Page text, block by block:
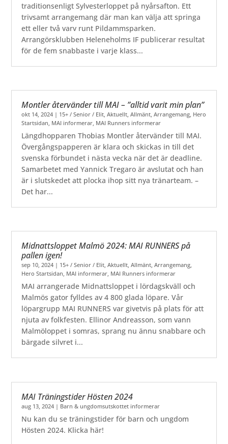
traditionsenligt Sylvesterloppet på nyårsafton. Ett
trivsamt arrangemang där man kan välja att springa
ett eller två varv runt Pildammsparken.
Arrangörsklubben Heleneholms IF publicerar resultat
för de fem snabbaste i varje klass...
Montler återvänder till MAI – ”alltid varit min plan”
okt 14, 2024 | 15+ / Senior / Elit,Aktuellt,Allmänt,Arrangemang, Hero
Startsidan, MAI informerar, MAI Runners informerar
Längdhopparen Thobias Montler återvänder till MAI.
Övergångspapperen är klara och skickas in till det
svenska förbundet i nästa vecka när det är deadline.
Samarbetet med Yannick Tregaro är avslutat och han
är i slutskedet att plocka ihop sitt nya tränarteam. –
Det har...
Midnattsloppet Malmö 2024: MAI RUNNERS på
pallen igen!
sep 10, 2024 | 15+ / Senior / Elit,Aktuellt,Allmänt,Arrangemang,
Hero Startsidan, MAI informerar, MAI Runners informerar
MAI arrangerade Midnattsloppet i lördagskväll och
Malmös gator fylldes av 4 800 glada löpare. Vår
löpargrupp MAI RUNNERS var givetvis på plats för att
njuta av folkfesten. Ellinor Andreasson, som vann
Malmöloppet i somras, sprang nu ännu snabbare och
bärgade silvret i...
MAI Träningstider Hösten 2024
aug 13, 2024 | Barn & ungdomsutskottet informerar
Nu kan du se träningstider för barn och ungdom
Hösten 2024. Klicka här!